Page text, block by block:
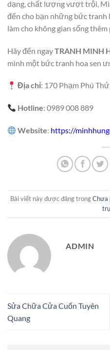
dạng, chất lượng vượt trội,
đến cho bạn những bức tranh
làm cho không gian sống
Hãy đến ngayTRANH MINH
mình một bức tranh hoa sen
Địa chỉ: 170 Phạm Phú
Hotline: 0989 008 889
Website: https://
Bài viết này được đăng trongChưa
ADMIN
Sửa Chữa Cửa Cuốn Tuyên
Quang